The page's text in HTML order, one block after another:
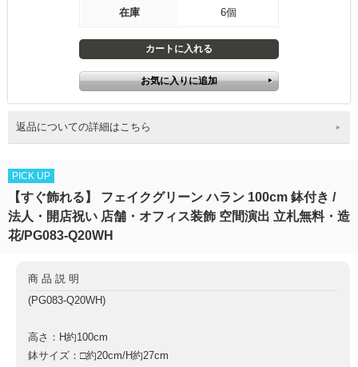
在庫 6個
返品についての詳細はこちら
PICK UP
【すぐ飾れる】 フェイクグリーン ハラン 100cm 鉢付き /
法人・開店祝い 店舗・オフィス装飾 空間演出 立札無料・造
花/PG083-Q20WH
商品説明
(PG083-Q20WH)
高さ：H約100cm
鉢サイズ：□約20cm/H約27cm